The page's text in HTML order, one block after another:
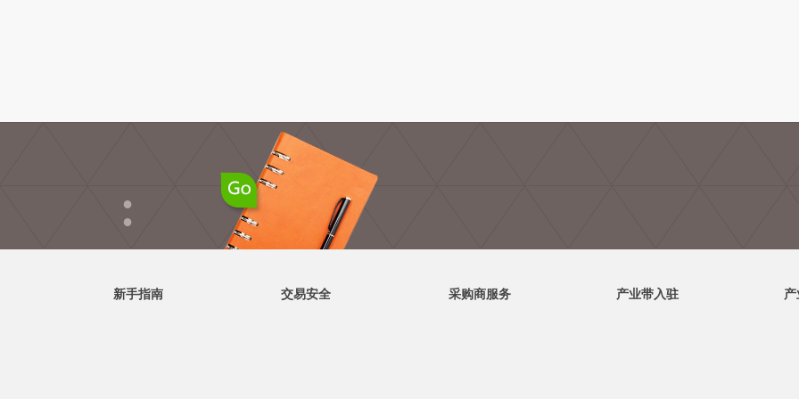
●
●
新手指南 交易安全 采购商服务 产业带入驻